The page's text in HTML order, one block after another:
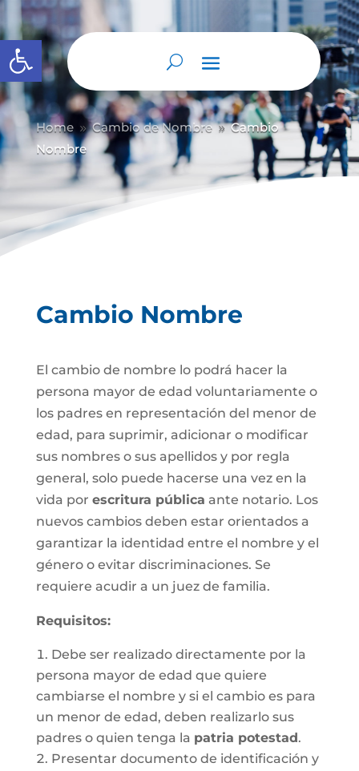
Abrir barra de herramientas
Home 9 Cambio de Nombre 9 Cambio
Nombre
Cambio Nombre
El cambio de nombre lo podrá hacer la
persona mayor de edad voluntariamente o
los padres en representación del menor de
edad, para suprimir, adicionar o modificar
sus nombres o sus apellidos y por regla
general, solo puede hacerse una vez en la
vida por escritura pública ante notario. Los
nuevos cambios deben estar orientados a
garantizar la identidad entre el nombre y el
género o evitar discriminaciones. Se
requiere acudir a un juez de familia.
Requisitos:
Debe ser realizado directamente por la
persona mayor de edad que quiere
cambiarse el nombre y si el cambio es para
un menor de edad, deben realizarlo sus
padres o quien tenga la patria potestad.
Presentar documento de identificación y